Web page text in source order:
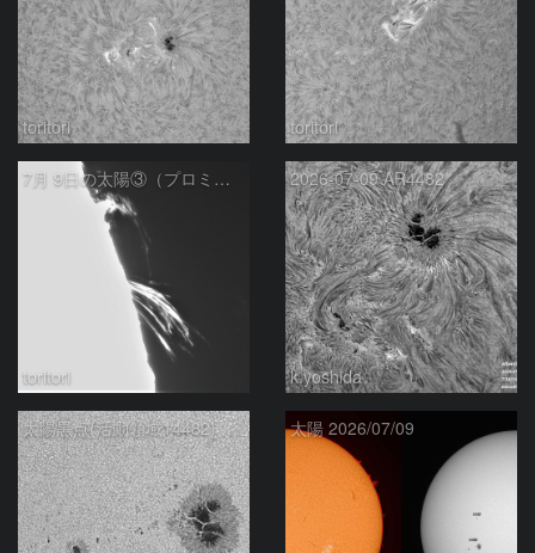
toritori toritori
7月 9日の太陽③（プロミネンス北西縁 ）
toritori
2026-07-09 AR4482
k.yoshida
太陽黒点(活動領域14482) 2026/07/09 太陽 2026/07/09